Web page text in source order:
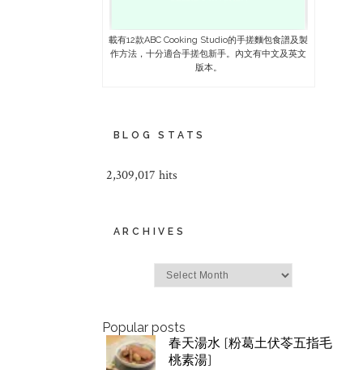
載有12款ABC Cooking Studio的手搓麵包食譜及製
作方法，十分適合手搓包新手。內文有中文及英文
版本。
BLOG STATS
2,309,017 hits
ARCHIVES
Popular posts
春天湯水 [粉葛土伏苓五指毛
桃素湯]